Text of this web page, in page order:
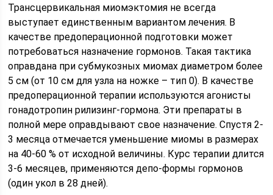
Трансцервикальная миомэктомия не всегда
выступает единственным вариантом лечения. В
качестве предоперационной подготовки может
потребоваться назначение гормонов. Такая тактика
оправдана при субмукозных миомах диаметром более
5 см (от 10 см для узла на ножке – тип 0). В качестве
предоперационной терапии используются агонисты
гонадотропин рилизинг-гормона. Эти препараты в
полной мере оправдывают свое назначение. Спустя 2-
3 месяца отмечается уменьшение миомы в размерах
на 40-60 % от исходной величины. Курс терапии длится
3-6 месяцев, применяются депо-формы гормонов
(один укол в 28 дней).